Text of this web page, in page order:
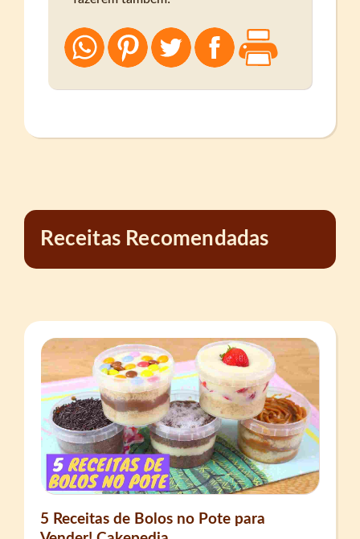
Receitas Recomendadas
5 Receitas de Bolos no Pote para